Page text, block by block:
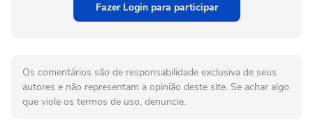
Fazer Login para participar
Os comentários são de responsabilidade exclusiva de seus
autores e não representam a opinião deste site. Se achar algo
que viole os termos de uso, denuncie.